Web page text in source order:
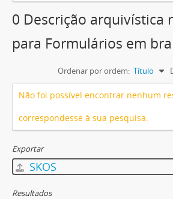
0 Descrição arquivística
para Formulários em
Ordenar por ordem: Título
Não foi possível encontrar nenhum
correspondesse à sua pesquisa.
Exportar
SKOS
Resultados